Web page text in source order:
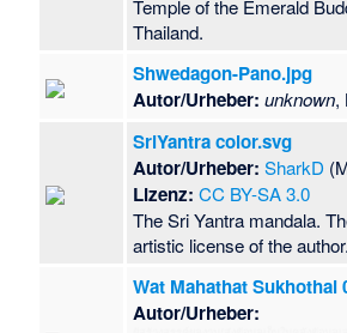
Temple of the Emerald
Thailand.
Shwedagon-Pano.jpg
Autor/Urheber: unknown,
SriYantra color.svg
Autor/Urheber: SharkD
Lizenz: CC BY-SA 3.0
The Sri Yantra mandala.
artistic license of the author.
Wat Mahathat Sukhothai
Autor/Urheber: